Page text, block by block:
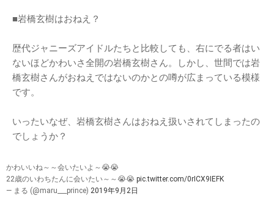
■岩橋玄樹はおねえ？
歴代ジャニーズアイドルたちと比較しても、右にでる者はい
ないほどかわいさ全開の岩橋玄樹さん。しかし、世間では岩
橋玄樹さんがおねえではないのかとの噂が広まっている模様
です。
いったいなぜ、岩橋玄樹さんはおねえ扱いされてしまったの
でしょうか？
かわいいね～～会いたいよ～😭😭
22歳のいわちたんに会いたい～～😭😭 pic.twitter.com/0rICX9IEFK
— まる (@maru___prince) 2019年9月2日